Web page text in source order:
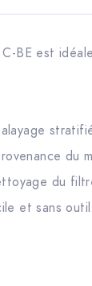
BE est
du
du
et sans outil.